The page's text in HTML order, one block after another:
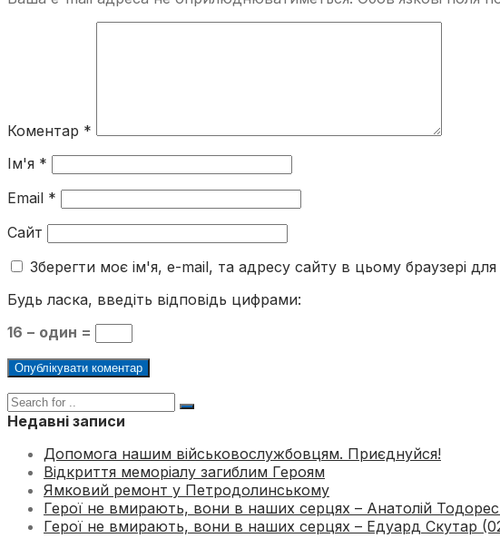
Коментар *
Ім'я *
Email *
Сайт
Зберегти моє ім'я, e-mail, та адресу сайту в цьому браузері
Будь ласка, введіть відповідь цифрами:
16 − один =
Недавні записи
Допомога нашим військовослужбовцям. Приєднуйся!
Відкриття меморіалу загиблим Героям
Ямковий ремонт у Петродолинському
Герої не вмирають, вони в наших серцях – Анатолій
Герої не вмирають, вони в наших серцях – Едуард Скутар